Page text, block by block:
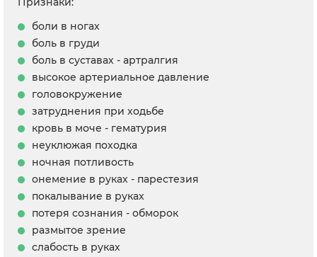
боли в ногах
боль в груди
боль в суставах - артралгия
высокое артериальное давление
головокружение
затруднения при ходьбе
кровь в моче - гематурия
неуклюжая походка
ночная потливость
онемение в руках - парестезия
покалывание в руках
потеря сознания - обморок
размытое зрение
слабость в руках